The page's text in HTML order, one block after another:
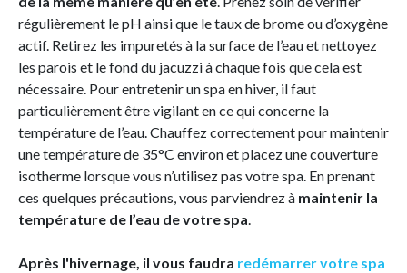
régulièrement le pH ainsi que le taux de brome ou d’oxygène
actif. Retirez les impuretés à la surface de l’eau et nettoyez
les parois et le fond du jacuzzi à chaque fois que cela est
nécessaire. Pour entretenir un spa en hiver, il faut
particulièrement être vigilant en ce qui concerne la
température de l’eau. Chauffez correctement pour maintenir
une température de 35°C environ et placez une couverture
isotherme lorsque vous n’utilisez pas votre spa. En prenant
ces quelques précautions, vous parviendrez à maintenir la
température de l’eau de votre spa.
Après l'hivernage, il vous faudra redémarrer votre spa